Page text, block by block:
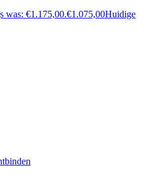
was: €1.175,00.€1.075,00Huidige